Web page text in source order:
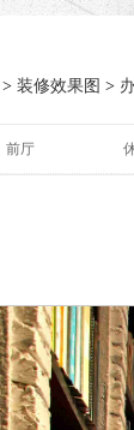
> 装修效果图 >
前厅